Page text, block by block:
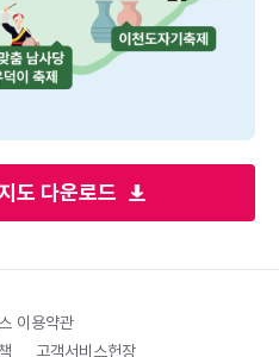
도 다운로드
이용약관
고객서비스헌장